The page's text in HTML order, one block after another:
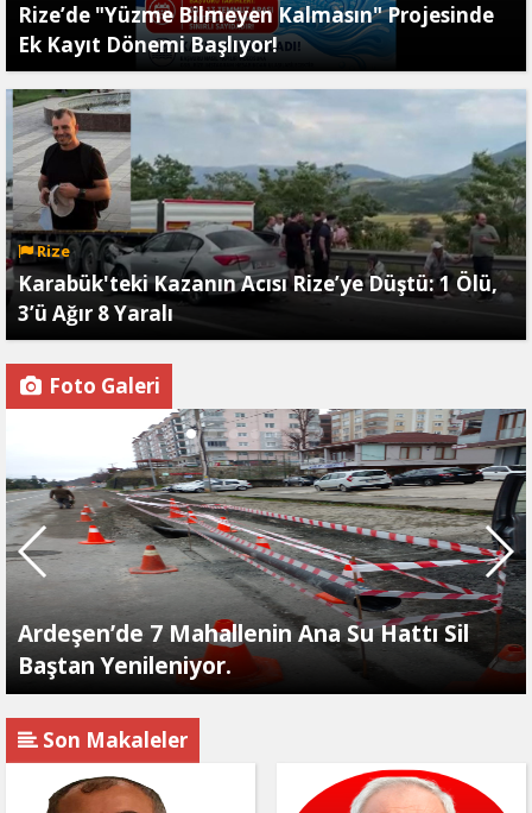
Rize’de "Yüzme Bilmeyen Kalmasın" Projesinde
Ek Kayıt Dönemi Başlıyor!
Rize
Karabük'teki Kazanın Acısı Rize’ye Düştü: 1 Ölü,
3’ü Ağır 8 Yaralı
Foto Galeri
Ardeşen’de 7 Mahallenin Ana Su Hattı Sil
Baştan Yenileniyor.
Son Makaleler